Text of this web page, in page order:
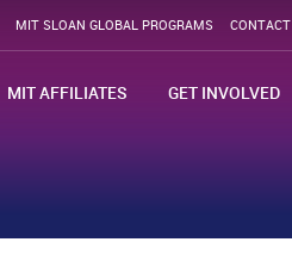
MIT SLOAN GLOBAL PROGRAMS CONTACT
MIT AFFILIATES GET INVOLVED